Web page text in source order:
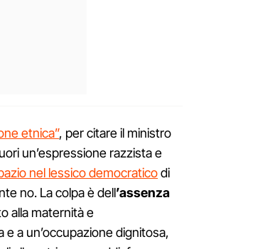
etnica”, per citare il ministro
un’espressione razzista e
nel lessico democraticodi
no. La colpa è dell’assenza
alla maternità e
e a un’occupazione dignitosa,